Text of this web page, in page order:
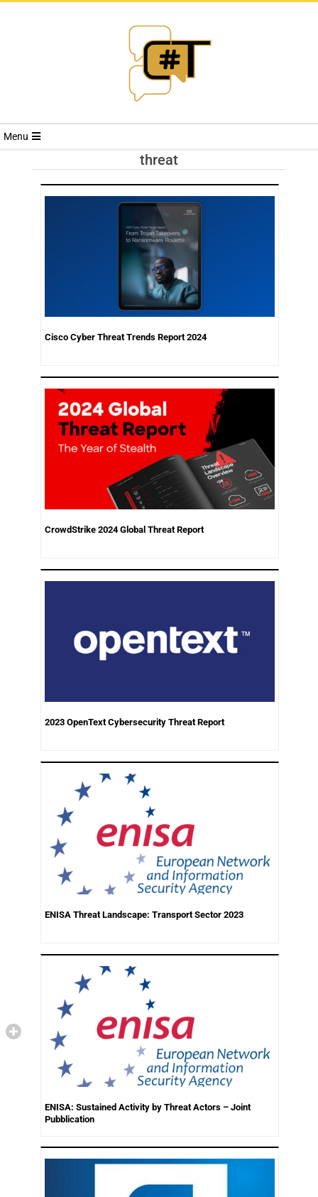
RIVISTA
TRENDS
Menu
threat
Cisco Cyber Threat Trends Report 2024
CrowdStrike 2024 Global Threat Report
2023 OpenText Cybersecurity Threat Report
ENISA Threat Landscape: Transport Sector 2023
ENISA: Sustained Activity by Threat Actors – Joint
Pubblication